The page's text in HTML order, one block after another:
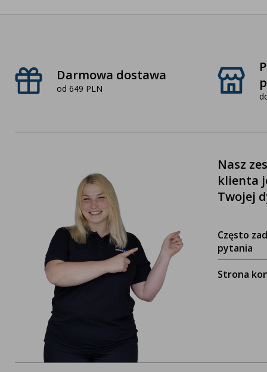
Darmowa dostawa
od 649 PLN
Nasz
klienta
Twojej
Często
pytania
Strona